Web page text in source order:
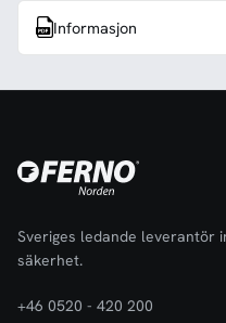
Informasjon
Sveriges ledande leverantör
säkerhet.
+46 0520 - 420 200